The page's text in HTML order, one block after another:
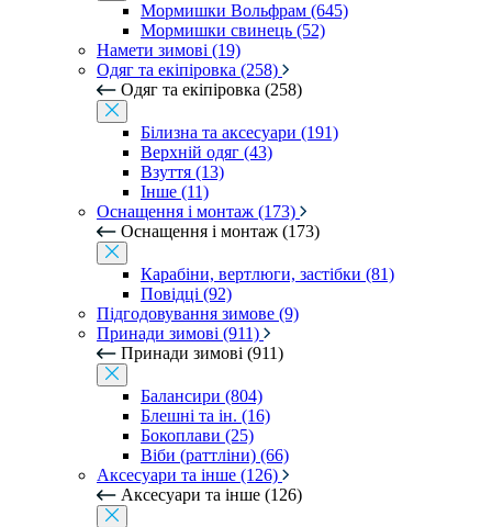
Мормишки Вольфрам (645)
Мормишки свинець (52)
Намети зимові (19)
Одяг та екіпіровка (258)
Одяг та екіпіровка (258)
Білизна та аксесуари (191)
Верхній одяг (43)
Взуття (13)
Інше (11)
Оснащення і монтаж (173)
Оснащення і монтаж (173)
Карабіни, вертлюги, застібки (81)
Повідці (92)
Підгодовування зимове (9)
Принади зимові (911)
Принади зимові (911)
Балансири (804)
Блешні та ін. (16)
Бокоплави (25)
Віби (раттліни) (66)
Аксесуари та інше (126)
Аксесуари та інше (126)